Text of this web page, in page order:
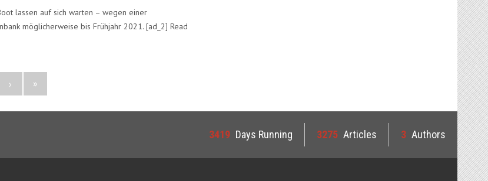
lassen auf sich warten – wegen einer
möglicherweise bis Frühjahr 2021. [ad_2] Read
› »
3419 Days Running 3275 Articles 3 Authors